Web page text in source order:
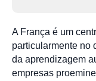
A França é um
particularmente no
da aprendizagem
empresas